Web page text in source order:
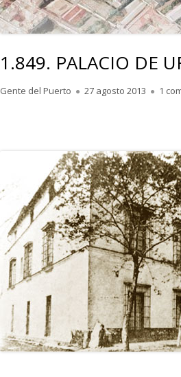
1.849. PALACIO DE
Autor
Gente del Puerto
Publicado
27 agosto 2013 1